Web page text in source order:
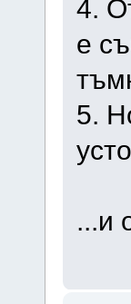
4.
е
5.
...и